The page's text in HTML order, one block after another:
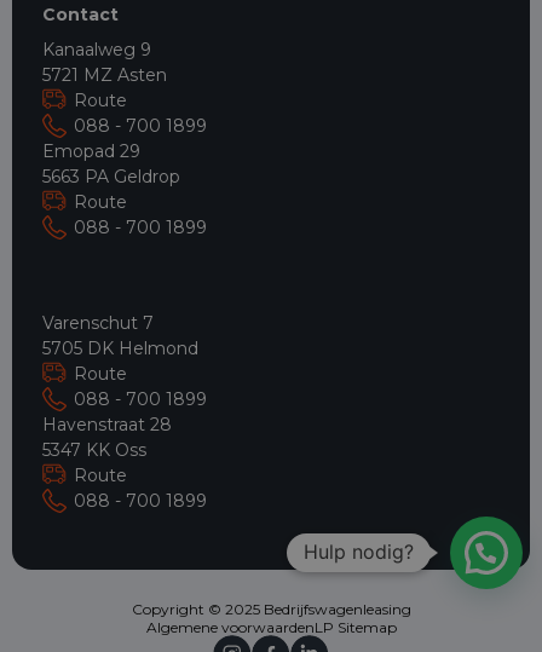
Contact
Kanaalweg 9
5721 MZ Asten
Route
088 - 700 1899
Emopad 29
5663 PA Geldrop
Route
088 - 700 1899
Varenschut 7
5705 DK Helmond
Route
088 - 700 1899
Havenstraat 28
5347 KK Oss
Route
088 - 700 1899
Copyright © 2025 Bedrijfswagenleasing
Algemene voorwaardenLP Sitemap
Hulp nodig?